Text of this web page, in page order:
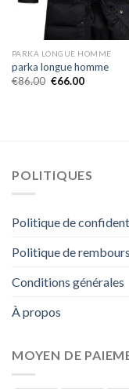
PARKA LONGUE HOMME
parka longue homme
€86.00 €66.00
POLITIQUES
Politique de
Politique de
Conditions générales
À propos
MOYEN DE